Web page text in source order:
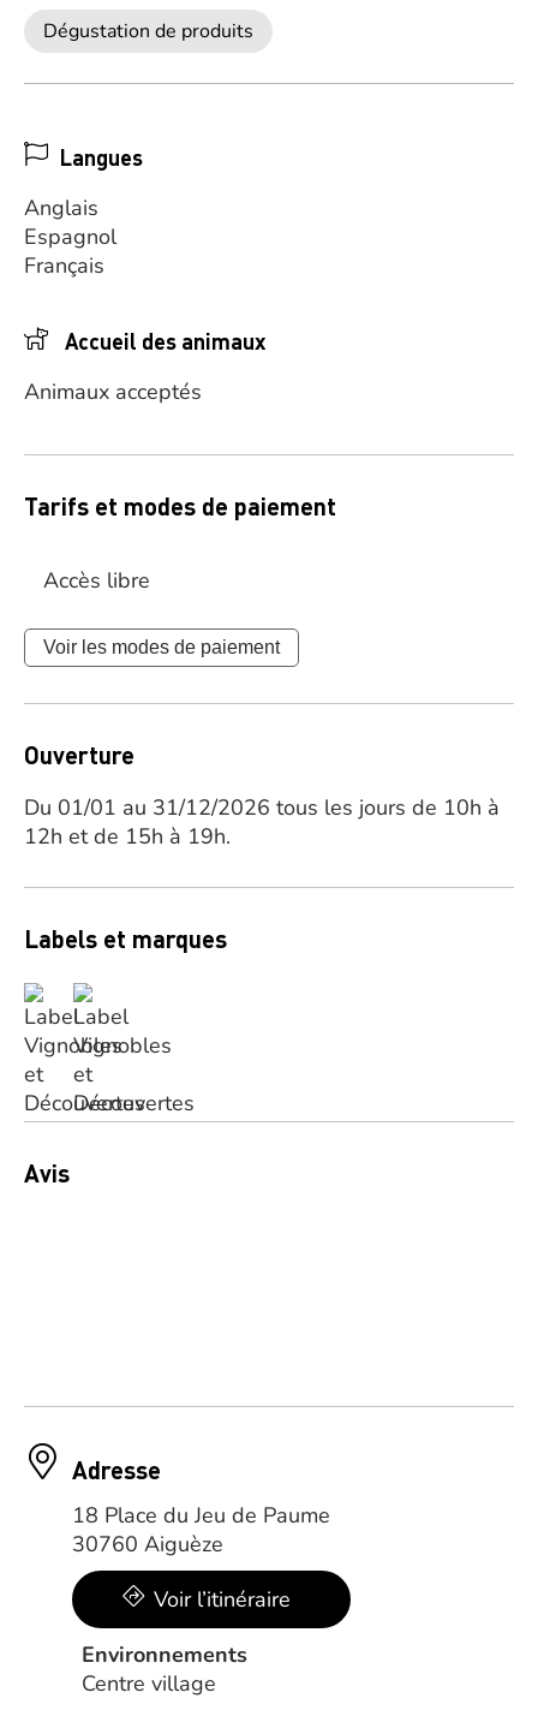
Dégustation de produits
Langues
Anglais
Espagnol
Français
Accueil des animaux
Animaux acceptés
Tarifs et modes de paiement
Accès libre
Voir les modes de paiement
Ouverture
Du 01/01 au 31/12/2026 tous les jours de 10h à
12h et de 15h à 19h.
Labels et marques
Avis
Adresse
18 Place du Jeu de Paume
30760 Aiguèze
Voir l’itinéraire
Environnements
Centre village